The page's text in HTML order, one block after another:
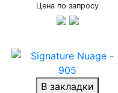
Цена по запросу
В закладки